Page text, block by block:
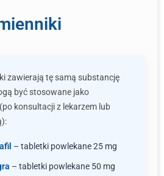
zawierają tę samą substancję
być stosowane jako
konsultacji z lekarzem lub
– tabletki powlekane 25 mg
– tabletki powlekane 50 mg